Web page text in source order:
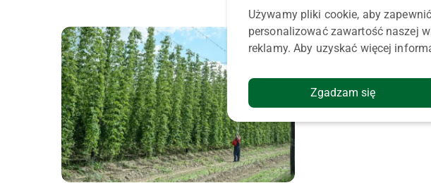
Używamy pliki cookie, aby
personalizować zawartość naszej
reklamy. Aby uzyskać więcej
Zgadzam się